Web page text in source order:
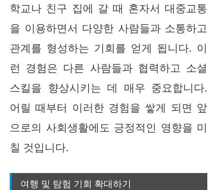
학교나 친구 집에 갈 때 혼자서 대중교통
을 이용하면서 다양한 사람들과 소통하고
관계를 형성하는 기회를 얻게 됩니다. 이
런 경험은 다른 사람들과 협력하고 소셜
스킬을 향상시키는 데 매우 중요합니다.
어릴 때부터 이러한 경험을 쌓게 되면 앞
으로의 사회생활에도 긍정적인 영향을 미
칠 것입니다.
여행 및 탐험 기회 확대하기